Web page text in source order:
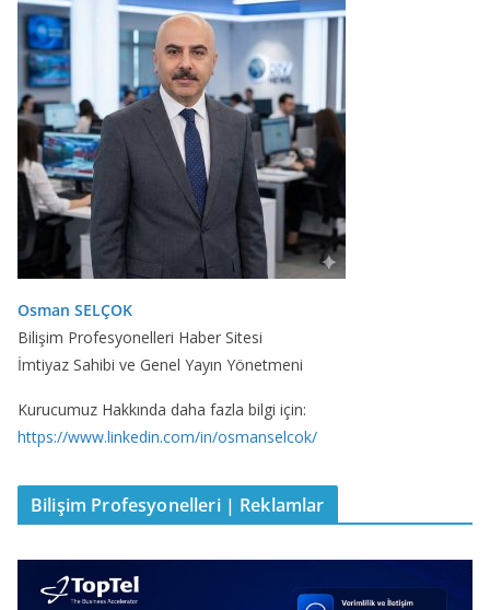
Osman SELÇOK
Bilişim Profesyonelleri Haber Sitesi
İmtiyaz Sahibi ve Genel Yayın Yönetmeni
Kurucumuz Hakkında daha fazla bilgi için:
https://www.linkedin.com/in/osmanselcok/
Bilişim Profesyonelleri | Reklamlar